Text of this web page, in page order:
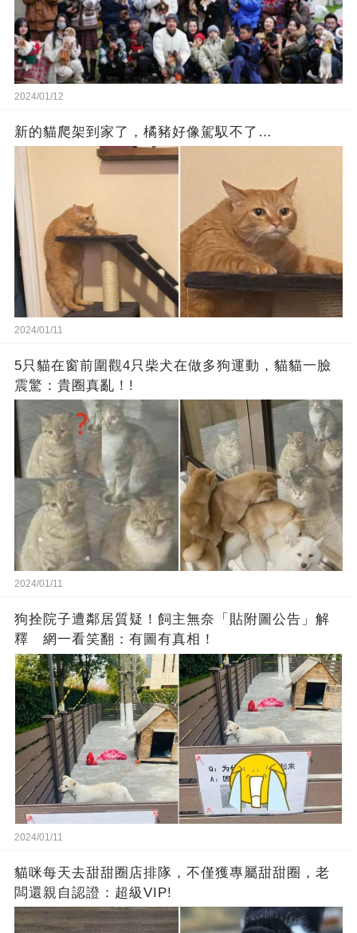
2024/01/12
新的貓爬架到家了，橘豬好像駕馭不了…
2024/01/11
5只貓在窗前圍觀4只柴犬在做多狗運動，貓貓一臉
震驚：貴圈真亂！!
2024/01/11
狗拴院子遭鄰居質疑！飼主無奈「貼附圖公告」解
釋 網一看笑翻：有圖有真相！
2024/01/11
貓咪每天去甜甜圈店排隊，不僅獲專屬甜甜圈，老
闆還親自認證：超級VIP!